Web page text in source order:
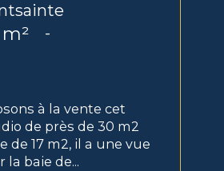
-
à la vente cet
de près de 30 m2
de 17 m2, il a une vue
baie de...